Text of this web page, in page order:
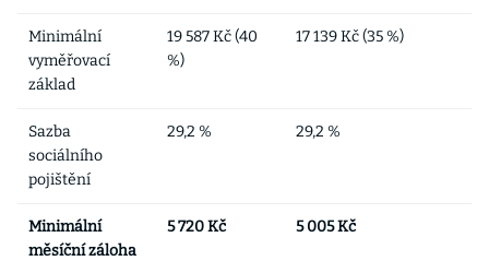
Minimální
vyměřovací
základ
19 587 Kč (40
%)
17 139 Kč (35 %)
Sazba
sociálního
pojištění
29,2 % 29,2 %
Minimální
měsíční záloha
5 720 Kč 5 005 Kč